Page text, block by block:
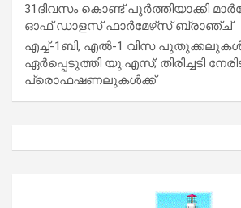
31ദിവസം കൊണ്ട് പൂർത്തിയാക്കി
ഓഫ് ഡാളസ് ഫാർമേഴ്‌സ് ബ്രാഞ്ച്
എച്ച്-1ബി, എൽ-1 വിസ
ഏർപ്പെടുത്തി യു.എസ്; തിരിച്ചടി
പ്രൊഫഷണലുകൾക്ക്